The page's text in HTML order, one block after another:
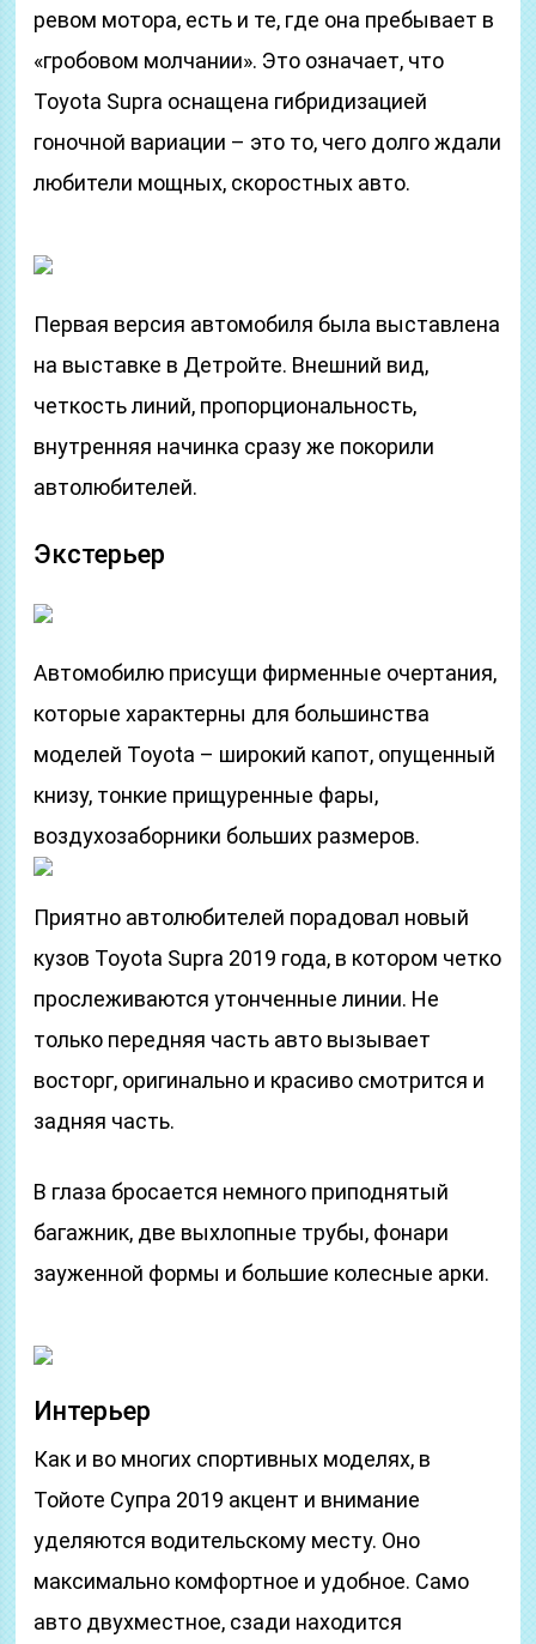
ревом мотора, есть и те, где она пребывает в
«гробовом молчании». Это означает, что
Toyota Supra оснащена гибридизацией
гоночной вариации – это то, чего долго ждали
любители мощных, скоростных авто.
Первая версия автомобиля была выставлена
на выставке в Детройте. Внешний вид,
четкость линий, пропорциональность,
внутренняя начинка сразу же покорили
автолюбителей.
Экстерьер
Автомобилю присущи фирменные очертания,
которые характерны для большинства
моделей Toyota – широкий капот, опущенный
книзу, тонкие прищуренные фары,
воздухозаборники больших размеров.
Приятно автолюбителей порадовал новый
кузов Toyota Supra 2019 года, в котором четко
прослеживаются утонченные линии. Не
только передняя часть авто вызывает
восторг, оригинально и красиво смотрится и
задняя часть.
В глаза бросается немного приподнятый
багажник, две выхлопные трубы, фонари
зауженной формы и большие колесные арки.
Интерьер
Как и во многих спортивных моделях, в
Тойоте Супра 2019 акцент и внимание
уделяются водительскому месту. Оно
максимально комфортное и удобное. Само
авто двухместное, сзади находится